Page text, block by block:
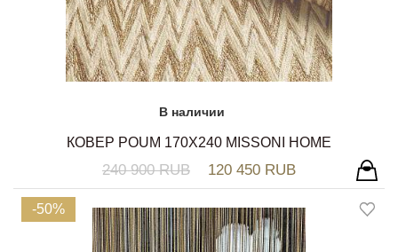
В наличии
КОВЕР POUM 170X240 MISSONI HOME
240 900 RUB 120 450 RUB
-50%